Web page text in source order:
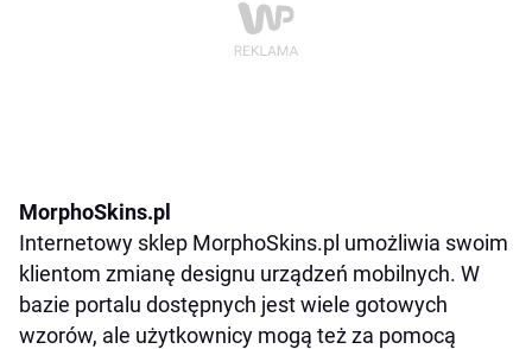
MorphoSkins.pl
Internetowy sklep MorphoSkins.pl umożliwia swoim
klientom zmianę designu urządzeń mobilnych. W
bazie portalu dostępnych jest wiele gotowych
wzorów, ale użytkownicy mogą też za pomocą